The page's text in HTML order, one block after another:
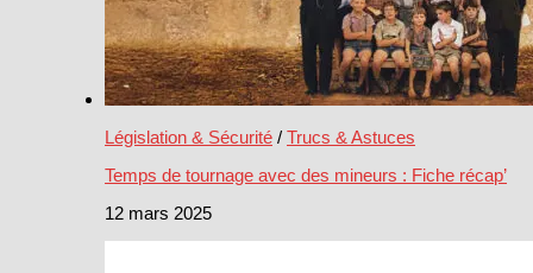
Législation & Sécurité / Trucs & Astuces
Temps de tournage avec des mineurs : Fiche récap’
12 mars 2025